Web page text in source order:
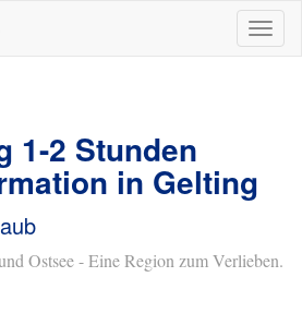
ein-/
1-2 Stunden
in Gelting
Ostsee - Eine Region zum Verlieben.